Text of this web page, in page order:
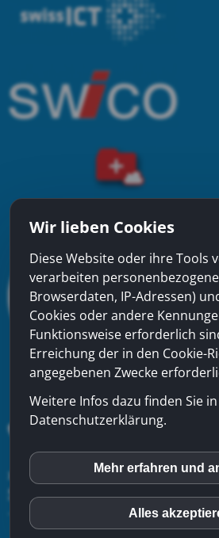
xinfra gmbh - Badstrasse 50 - CH-
544 22 22-Kontakt-Impressum-
Wir lieben Cookies
Diese Website oder ihre Tools
verarbeiten
Browserdaten, IP-Adressen)
Cookies oder andere
Funktionsweise erforderlich
Erreichung der in den Cookie-
angegebenen Zwecke
Weitere Infos dazu finden Sie
Datenschutzerklärung.
inCMS
Matomo (Piwik)
Mehr erfahren und
Alles